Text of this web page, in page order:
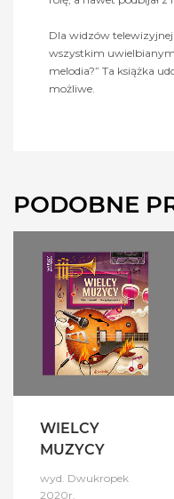
Dla widzów
wszystkim
melodia?” Ta książka
możliwe.
PODOBNE
WIELCY
MUZYCY
wyd. Dwukropek
2020r.